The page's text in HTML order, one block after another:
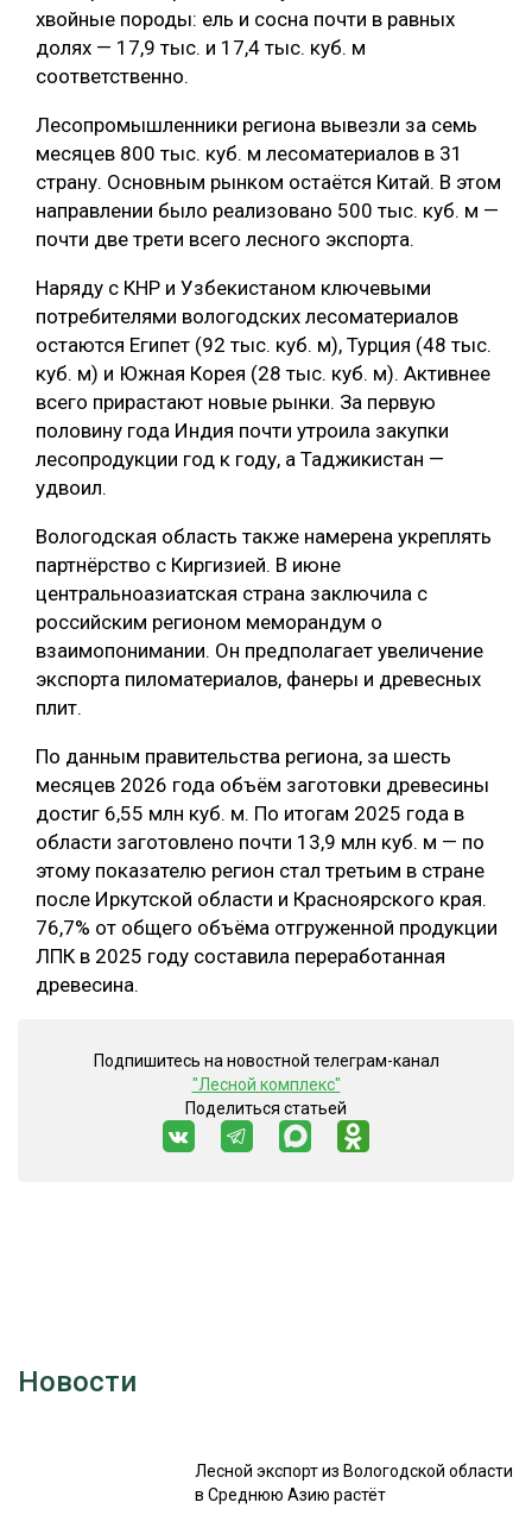
хвойные породы: ель и сосна почти в равных
долях — 17,9 тыс. и 17,4 тыс. куб. м
соответственно.
Лесопромышленники региона вывезли за семь
месяцев 800 тыс. куб. м лесоматериалов в 31
страну. Основным рынком остаётся Китай. В этом
направлении было реализовано 500 тыс. куб. м —
почти две трети всего лесного экспорта.
Наряду с КНР и Узбекистаном ключевыми
потребителями вологодских лесоматериалов
остаются Египет (92 тыс. куб. м), Турция (48 тыс.
куб. м) и Южная Корея (28 тыс. куб. м). Активнее
всего прирастают новые рынки. За первую
половину года Индия почти утроила закупки
лесопродукции год к году, а Таджикистан —
удвоил.
Вологодская область также намерена укреплять
партнёрство с Киргизией. В июне
центральноазиатская страна заключила с
российским регионом меморандум о
взаимопонимании. Он предполагает увеличение
экспорта пиломатериалов, фанеры и древесных
плит.
По данным правительства региона, за шесть
месяцев 2026 года объём заготовки древесины
достиг 6,55 млн куб. м. По итогам 2025 года в
области заготовлено почти 13,9 млн куб. м — по
этому показателю регион стал третьим в стране
после Иркутской области и Красноярского края.
76,7% от общего объёма отгруженной продукции
ЛПК в 2025 году составила переработанная
древесина.
Подпишитесь на новостной телеграм-канал
"Лесной комплекс"
Поделиться статьей
Новости
Лесной экспорт из Вологодской области
в Среднюю Азию растёт